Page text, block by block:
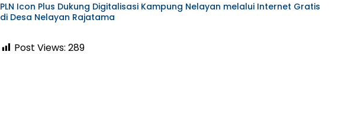
PLN Icon Plus Dukung Digitalisasi Kampung Nelayan melalui Internet Gratis
di Desa Nelayan Rajatama
Post Views: 289